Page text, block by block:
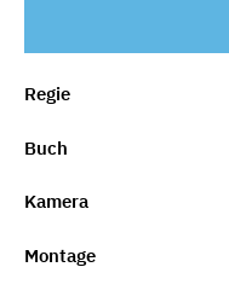
Regie
Buch
Kamera
Montage